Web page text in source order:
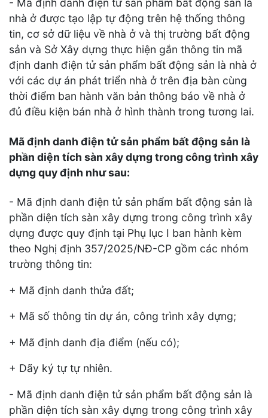
- Mã định danh điện tử sản phẩm bất động sản là
nhà ở được tạo lập tự động trên hệ thống thông
tin, cơ sở dữ liệu về nhà ở và thị trường bất động
sản và Sở Xây dựng thực hiện gắn thông tin mã
định danh điện tử sản phẩm bất động sản là nhà ở
với các dự án phát triển nhà ở trên địa bàn cùng
thời điểm ban hành văn bản thông báo về nhà ở
đủ điều kiện bán nhà ở hình thành trong tương lai.
Mã định danh điện tử sản phẩm bất động sản là
phần diện tích sàn xây dựng trong công trình xây
dựng quy định như sau:
- Mã định danh điện tử sản phẩm bất động sản là
phần diện tích sàn xây dựng trong công trình xây
dựng được quy định tại Phụ lục I ban hành kèm
theo Nghị định 357/2025/NĐ-CP gồm các nhóm
trường thông tin:
+ Mã định danh thửa đất;
+ Mã số thông tin dự án, công trình xây dựng;
+ Mã định danh địa điểm (nếu có);
+ Dãy ký tự tự nhiên.
- Mã định danh điện tử sản phẩm bất động sản là
phần diện tích sàn xây dựng trong công trình xây